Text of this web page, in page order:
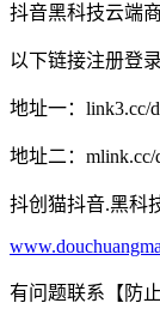
抖音黑科技云端
以下链接注册登
地址一：link3.cc/
地址二：mlink.cc/
抖创猫抖音.黑科
有问题联系【防